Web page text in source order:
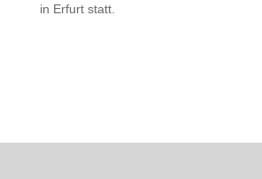
in Erfurt statt.